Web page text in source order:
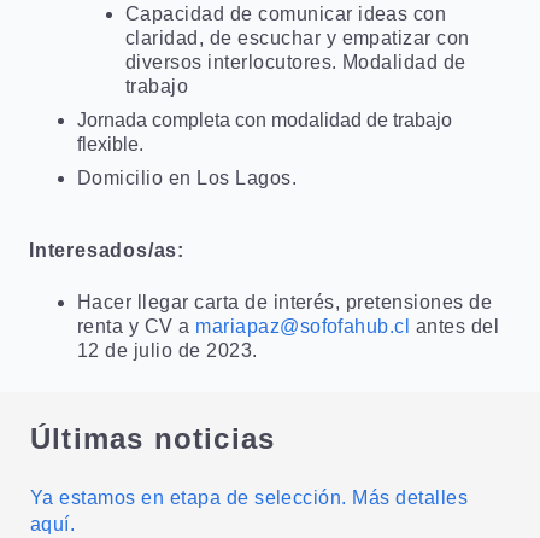
Capacidad de comunicar ideas con
claridad, de escuchar y empatizar con
diversos interlocutores. Modalidad de
trabajo
Jornada completa con modalidad de trabajo
flexible.
Domicilio en Los Lagos.
Interesados/as:
Hacer llegar carta de interés, pretensiones de
renta y CV a mariapaz@sofofahub.cl antes del
12 de julio de 2023.
Últimas noticias
Ya estamos en etapa de selección. Más detalles
aquí.